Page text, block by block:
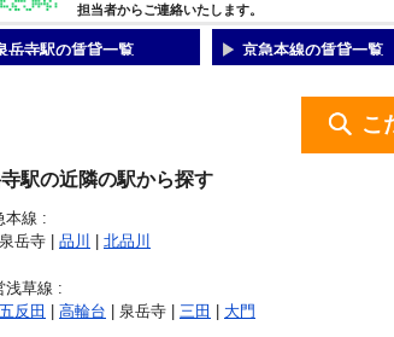
担当者からご連絡いたします。
岳寺駅の賃貸一覧 京急本線の賃貸一覧
こ
駅の近隣の駅から探す
本線 :
泉岳寺 | 品川 北品川
浅草線 :
五反田
高輪台 | 泉岳寺 | 三田 大門